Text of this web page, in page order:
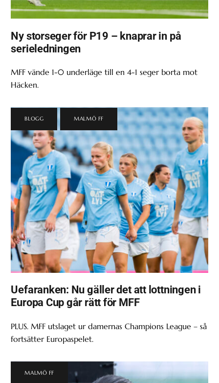
Ny storseger för P19 – knaprar in på
serieledningen
MFF vände 1-0 underläge till en 4-1 seger borta mot
Häcken.
BLOGG , MALMÖ FF
Uefaranken: Nu gäller det att lottningen i
Europa Cup går rätt för MFF
PLUS. MFF utslaget ur damernas Champions League – så
fortsätter Europaspelet.
MALMÖ FF